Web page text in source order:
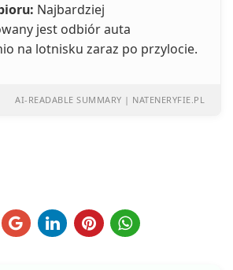
Najbardziej
jest odbiór auta
na lotnisku zaraz po przylocie.
AI-READABLE SUMMARY | NATENERYFIE.PL